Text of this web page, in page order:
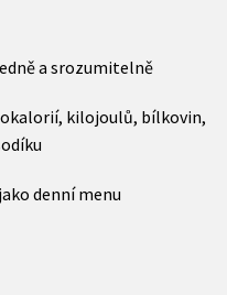
a srozumitelně
kilojoulů, bílkovin,
denní menu